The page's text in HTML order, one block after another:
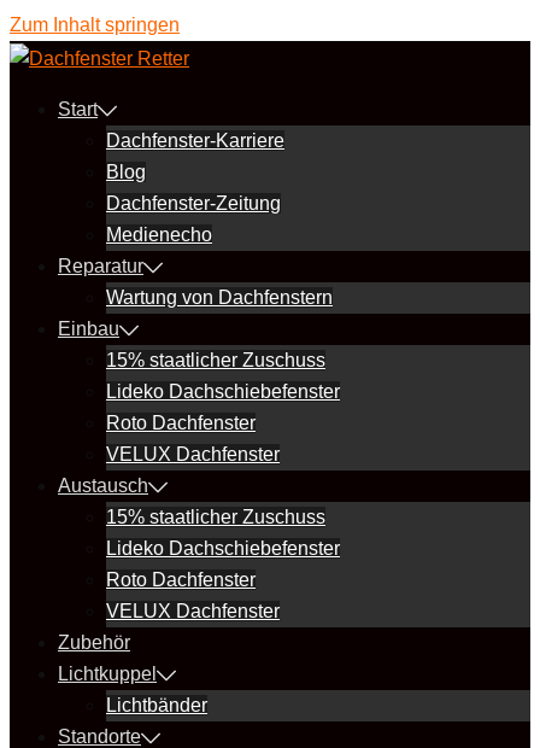
Zum Inhalt springen
Start
Dachfenster-Karriere
Blog
Dachfenster-Zeitung
Medienecho
Reparatur
Wartung von Dachfenstern
Einbau
15% staatlicher Zuschuss
Lideko Dachschiebefenster
Roto Dachfenster
VELUX Dachfenster
Austausch
15% staatlicher Zuschuss
Lideko Dachschiebefenster
Roto Dachfenster
VELUX Dachfenster
Zubehör
Lichtkuppel
Lichtbänder
Standorte